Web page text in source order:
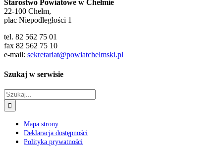
Starostwo Powiatowe w Chełmie
22-100 Chełm,
plac Niepodległości 1
tel. 82 562 75 01
fax 82 562 75 10
e-mail: sekretariat@powiatchelmski.pl
Szukaj w serwisie
Szukaj
Mapa strony
Deklaracja dostępności
Polityka prywatności